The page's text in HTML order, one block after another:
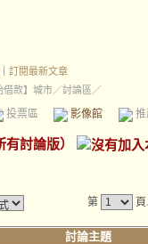
訂閱最新文章
借款】城市／討論區／
投票區 影像館
有討論版）
第
討論主題